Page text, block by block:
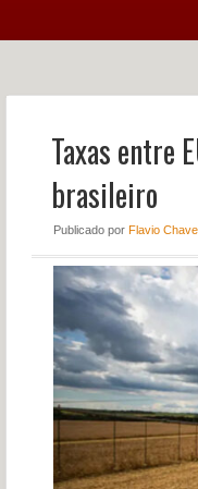
Taxas entre
brasileiro
Publicado por Flavio